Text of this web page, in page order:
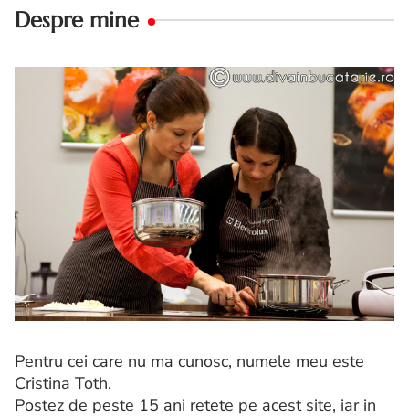
Despre mine
Pentru cei care nu ma cunosc, numele meu este
Cristina Toth.
Postez de peste 15 ani retete pe acest site, iar in